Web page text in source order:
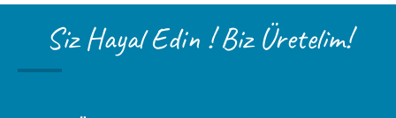
Siz Hayal Edin ! Biz Üretelim!